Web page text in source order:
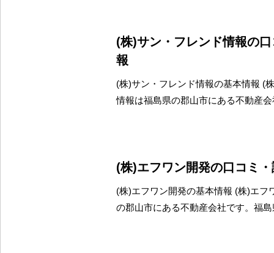
(株)サン・フレンド情報の
報
(株)サン・フレンド情報の基本情報 (
情報は福島県の郡山市にある不動産
(株)エフワン開発の口コミ
(株)エフワン開発の基本情報 (株)エフ
の郡山市にある不動産会社です。福